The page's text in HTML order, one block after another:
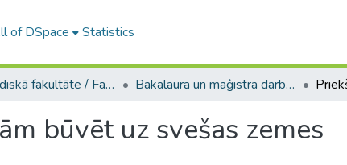
of DSpace Statistics
A -- Juridiskā fakultāte / Faculty of Law Bakalaura un maģistra darbi (JF) / Bachelor's and Master's theses
būvēt uz svešas zemes